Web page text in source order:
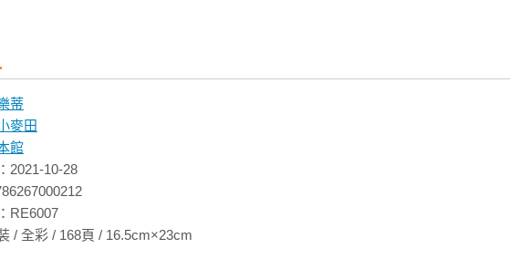
來豆燉肉（速成版）、胡蘿蔔蛋糕、薑味香料熱奶茶、香料熱柳橙汁、香料熱蘋果茶
想：人際互動與經營、社會關懷與服務（關懷及協助朋友）
蒂
麥田
館
2021-10-28
RE6007
裝 / 全彩 / 168頁 / 16.5cm×23cm